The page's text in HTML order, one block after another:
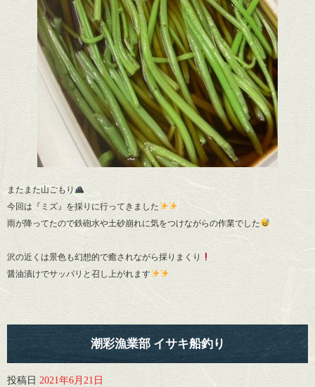
またまた山ごもり
今回は『ミズ』を採りに行ってきました
雨が降ってたので鉄砲水や土砂崩れに気をつけながらの作業でした
沢の近くは景色も幻想的で癒されながら採りまくり
醤油漬けでサッパリと召し上がれます
潮彩漁業部 イサキ船釣り
投稿日 2021年6月21日